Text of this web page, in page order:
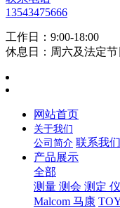
13543475666
工作日：9:00-18:00
休息日：周六及法定节
网站首页
关于我们
公司简介 联系我们
产品展示
全部
测量 测会 测定
Malcom 马康